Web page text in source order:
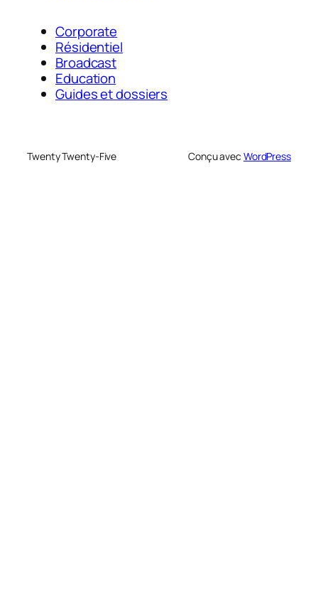
Corporate
Résidentiel
Broadcast
Education
Guides et dossiers
Twenty Twenty-Five Conçu avec WordPress